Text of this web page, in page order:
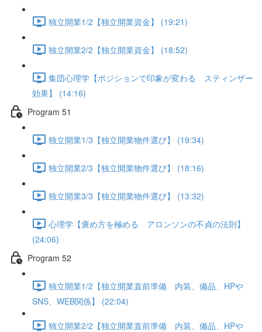
独立開業1/2【独立開業資金】 (19:21)
独立開業2/2【独立開業資金】 (18:52)
集団心理学【ポジションで印象が変わる スティンザー
効果】 (14:16)
Program 51
独立開業1/3【独立開業物件選び】 (19:34)
独立開業2/3【独立開業物件選び】 (18:16)
独立開業3/3【独立開業物件選び】 (13:32)
心理学【褒め方を極める アロンソンの不貞の法則】
(24:06)
Program 52
独立開業1/2【独立開業直前準備 内装、備品、HPや
SNS、WEB関係】 (22:04)
独立開業2/2【独立開業直前準備 内装、備品、HPや